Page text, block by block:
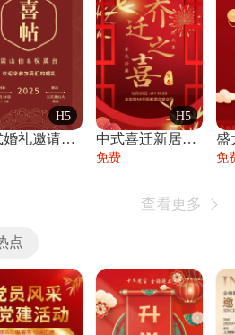
H5
中式婚礼邀请函中国风传统复古婚礼请柬请帖
H5
中式喜迁新居乔迁之喜邀请函宴会请帖
免费 免
查看更多 
点